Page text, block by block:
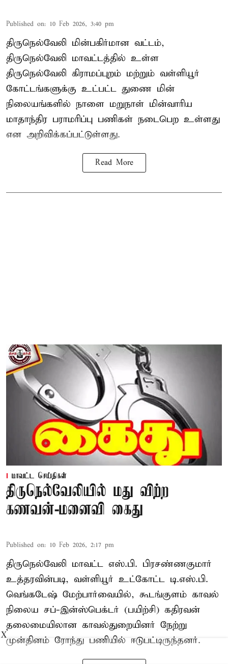
Published on: 10 Feb 2026, 3:40 pm
திருநெல்வேலி மின்பகிர்மான வட்டம்,
திருநெல்வேலி மாவட்டத்தில் உள்ள
திருநெல்வேலி கிராமப்புறம் மற்றும் வள்ளியூர்
கோட்டங்களுக்கு உட்பட்ட துணை மின்
நிலையங்களில் நாளை மறுநாள் மின்வாரிய
மாதாந்திர பராமரிப்பு பணிகள் நடைபெற உள்ளது
என அறிவிக்கப்பட்டுள்ளது.
Read More
மாவட்ட செய்திகள்
திருநெல்வேலியில் மது விற்ற
கணவன்-மனைவி கைது
Published on: 10 Feb 2026, 2:17 pm
திருநெல்வேலி மாவட்ட எஸ்.பி. பிரசண்ணகுமார்
உத்தரவின்படி, வள்ளியூர் உட்கோட்ட டி.எஸ்.பி.
வெங்கடேஷ் மேற்பார்வையில், கூடங்குளம் காவல்
நிலைய சப்-இன்ஸ்பெக்டர் (பயிற்சி) கதிரவன்
தலைமையிலான காவல்துறையினர் நேற்று
முன்தினம் ரோந்து பணியில் ஈடுபட்டிருந்தனர்.
X